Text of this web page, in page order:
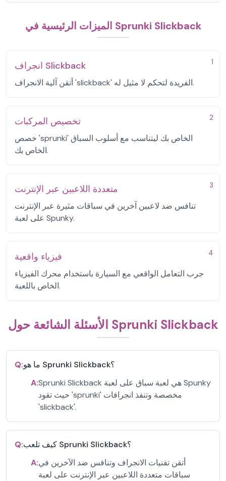
الميزات الرئيسية في Sprunki Slickback
1 انجراف Slickback
أتقن آلية الانجراف 'slickback' الفريدة لتحكم لا مثيل له.
2 تخصيص المركبات
خصص 'sprunki' الخاص بك ليتناسب مع أسلوب السباق
الخاص بك.
3 متعددة اللاعبين عبر الإنترنت
تنافس ضد لاعبين آخرين في سباقات مثيرة عبر الإنترنت
على لعبة Spunky.
4 فيزياء واقعية
جرب التعامل الواقعي مع السيارة باستخدام محرك الفيزياء
الخاص باللعبة.
الأسئلة الشائعة حول Sprunki Slickback
Q:
ما هو Sprunki Slickback؟
A:Sprunki Slickback هي لعبة سباق على لعبة Spunky
حيث تقود 'sprunki' مخصصة وتنفذ انجرافات
'slickback'.
Q:
كيف تلعب Sprunki Slickback؟
A:أتقن تقنيات الانجراف وتنافس ضد الآخرين في
سباقات متعددة اللاعبين عبر الإنترنت على لعبة